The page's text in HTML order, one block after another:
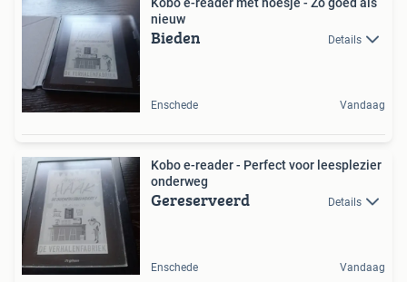
nieuw
Bieden Details
Enschede Vandaag
Kobo e-reader - Perfect voor leesplezier
onderweg
Gereserveerd Details
Enschede Vandaag